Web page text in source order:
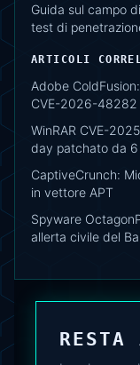
Guida sul campo
test di
ARTICOLI
Adobe
CVE-2026-48282
WinRAR CVE-
day patchato da 6
CaptiveCrunch:
in vettore APT
Spyware
allerta civile del
RESTA